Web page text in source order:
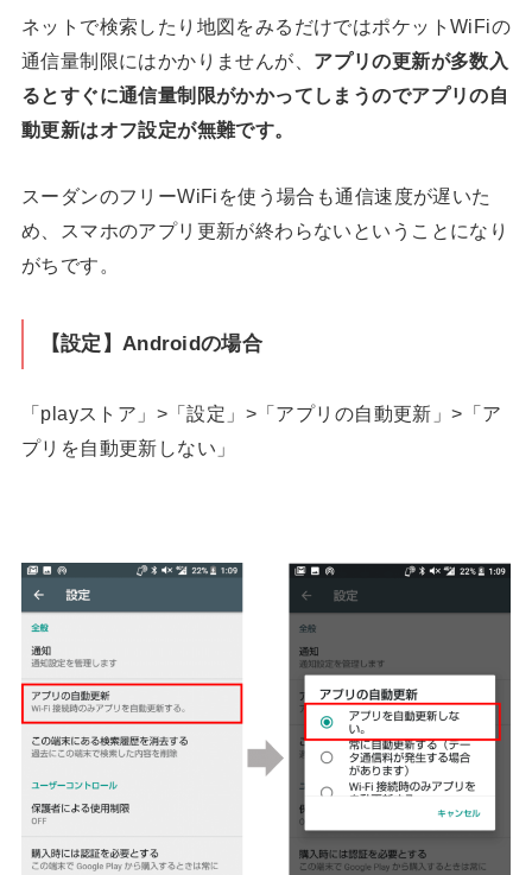
ネットで検索したり地図をみるだけではポケットWiFiの
通信量制限にはかかりませんが、 アプリの更新が多数入
るとすぐに通信量制限がかかってしまうのでアプリの自
動更新はオフ設定が無難です。
スーダンのフリーWiFiを使う場合も通信速度が遅いた
め、スマホのアプリ更新が終わらないということになり
がちです。
【設定】Androidの場合
「playストア」>「設定」>「アプリの自動更新」>「ア
プリを自動更新しない」